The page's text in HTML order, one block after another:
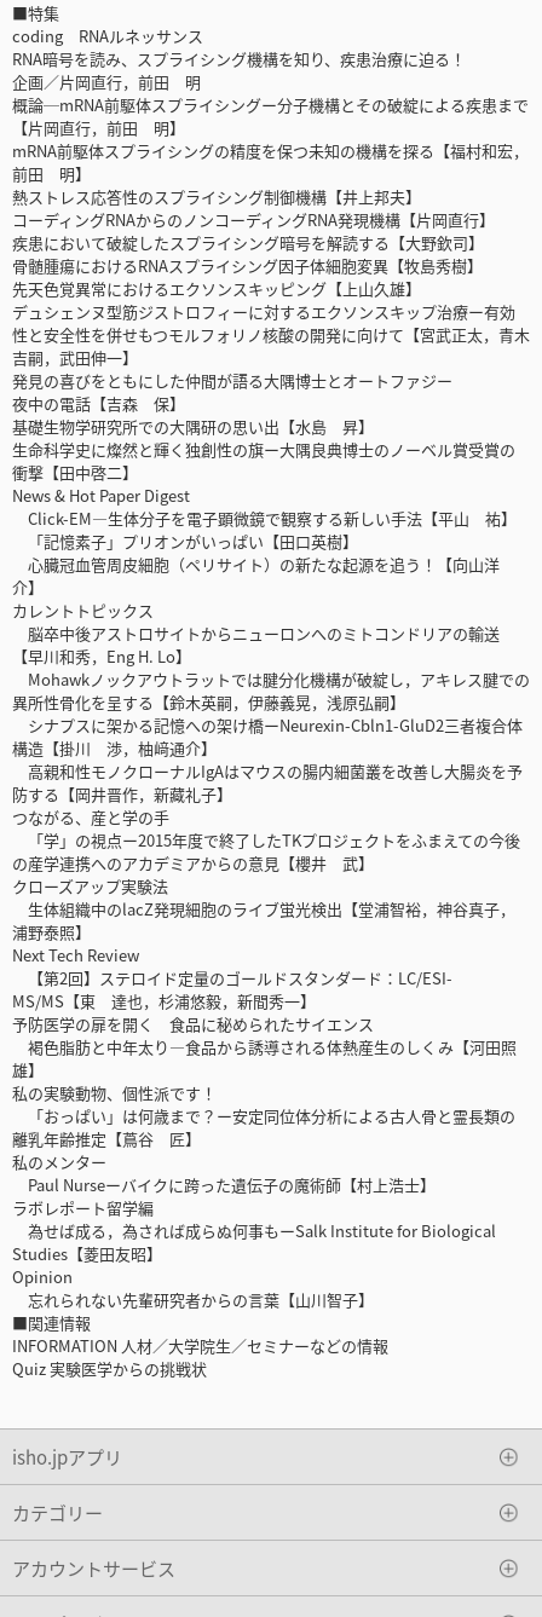
■特集
coding RNAルネッサンス
RNA暗号を読み、スプライシング機構を知り、疾患治療に迫る！
企画／片岡直行，前田 明
概論─mRNA前駆体スプライシングー分子機構とその破綻による疾患まで
【片岡直行，前田 明】
mRNA前駆体スプライシングの精度を保つ未知の機構を探る【福村和宏，
前田 明】
熱ストレス応答性のスプライシング制御機構【井上邦夫】
コーディングRNAからのノンコーディングRNA発現機構【片岡直行】
疾患において破綻したスプライシング暗号を解読する【大野欽司】
骨髄腫瘍におけるRNAスプライシング因子体細胞変異【牧島秀樹】
先天色覚異常におけるエクソンスキッピング【上山久雄】
デュシェンヌ型筋ジストロフィーに対するエクソンスキップ治療ー有効
性と安全性を併せもつモルフォリノ核酸の開発に向けて【宮武正太，青木
吉嗣，武田伸一】
発見の喜びをともにした仲間が語る大隅博士とオートファジー
夜中の電話【吉森 保】
基礎生物学研究所での大隅研の思い出【水島 昇】
生命科学史に燦然と輝く独創性の旗ー大隅良典博士のノーベル賞受賞の
衝撃【田中啓二】
News & Hot Paper Digest
Click-EM―生体分子を電子顕微鏡で観察する新しい手法【平山 祐】
「記憶素子」プリオンがいっぱい【田口英樹】
心臓冠血管周皮細胞（ペリサイト）の新たな起源を追う！【向山洋
介】
カレントトピックス
脳卒中後アストロサイトからニューロンへのミトコンドリアの輸送
【早川和秀，Eng H. Lo】
Mohawkノックアウトラットでは腱分化機構が破綻し，アキレス腱での
異所性骨化を呈する【鈴木英嗣，伊藤義晃，浅原弘嗣】
シナプスに架かる記憶への架け橋ーNeurexin-Cbln1-GluD2三者複合体
構造【掛川 渉，柚﨑通介】
高親和性モノクローナルIgAはマウスの腸内細菌叢を改善し大腸炎を予
防する【岡井晋作，新藏礼子】
つながる、産と学の手
「学」の視点ー2015年度で終了したTKプロジェクトをふまえての今後
の産学連携へのアカデミアからの意見【櫻井 武】
クローズアップ実験法
生体組織中のlacZ発現細胞のライブ蛍光検出【堂浦智裕，神谷真子，
浦野泰照】
Next Tech Review
【第2回】ステロイド定量のゴールドスタンダード：LC/ESI-
MS/MS【東 達也，杉浦悠毅，新間秀一】
予防医学の扉を開く 食品に秘められたサイエンス
褐色脂肪と中年太り―食品から誘導される体熱産生のしくみ【河田照
雄】
私の実験動物、個性派です！
「おっぱい」は何歳まで？ー安定同位体分析による古人骨と霊長類の
離乳年齢推定【蔦谷 匠】
私のメンター
Paul Nurseーバイクに跨った遺伝子の魔術師【村上浩士】
ラボレポート留学編
為せば成る，為されば成らぬ何事もーSalk Institute for Biological
Studies【菱田友昭】
Opinion
忘れられない先輩研究者からの言葉【山川智子】
■関連情報
INFORMATION 人材／大学院生／セミナーなどの情報
Quiz 実験医学からの挑戦状
isho.jpアプリ
カテゴリー
アカウントサービス